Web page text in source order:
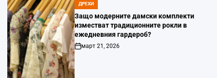
POSTED
IN
ДРЕХИ
Защо модерните дамски комплекти
изместват традиционните рокли в
ежедневния гардероб?
Post
Date
март 21, 2026